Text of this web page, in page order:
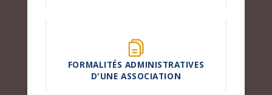
FORMALITÉS ADMINISTRATIVES
D'UNE ASSOCIATION